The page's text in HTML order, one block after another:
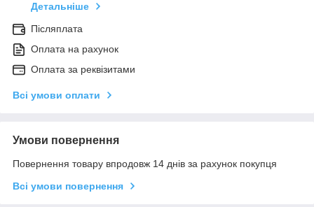
Детальніше
Післяплата
Оплата на рахунок
Оплата за реквізитами
Всі умови оплати
Умови повернення
Повернення товару впродовж 14 днів за рахунок покупця
Всі умови повернення